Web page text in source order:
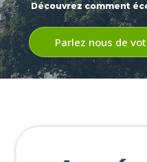
Parlez nous de
Découvrez comment